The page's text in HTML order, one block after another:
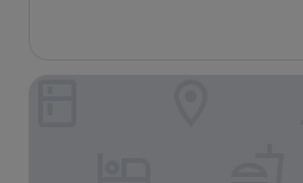
anmeldelser)